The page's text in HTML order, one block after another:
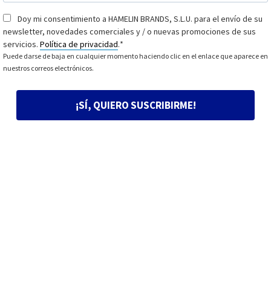
Consentimiento*
Doy mi consentimiento a HAMELIN BRANDS, S.L.U. para el envío de su
newsletter, novedades comerciales y / o nuevas promociones de sus
servicios. Política de privacidad.*
Puede darse de baja en cualquier momento haciendo clic en el enlace que aparece en
nuestros correos electrónicos.